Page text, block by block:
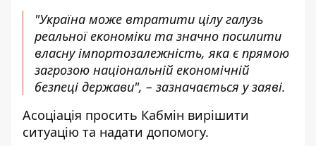
"Україна може втратити цілу галузь
реальної економіки та значно посилити
власну імпортозалежність, яка є прямою
загрозою національній економічній
безпеці держави", – зазначається у заяві.
Асоціація просить Кабмін вирішити
ситуацію та надати допомогу.